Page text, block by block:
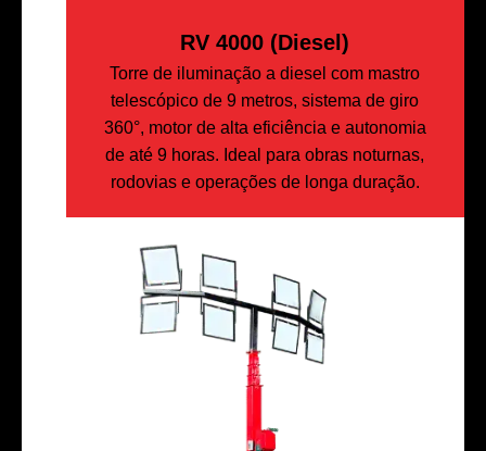
RV 4000 (diesel)
Torre de iluminação a diesel com mastro
telescópico de 9 metros, sistema de giro
360°, motor de alta eficiência e autonomia
de até 9 horas. Ideal para obras noturnas,
rodovias e operações de longa duração.